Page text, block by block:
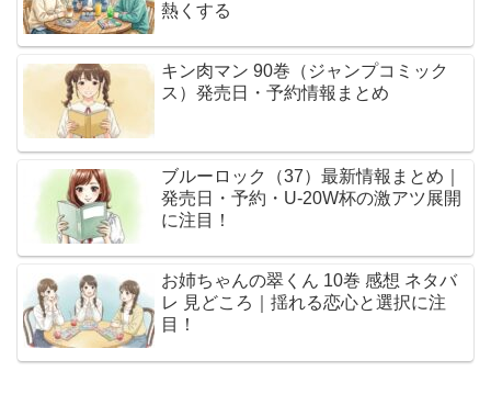
熱くする
キン肉マン 90巻（ジャンプコミック
ス）発売日・予約情報まとめ
ブルーロック（37）最新情報まとめ｜
発売日・予約・U-20W杯の激アツ展開
に注目！
お姉ちゃんの翠くん 10巻 感想 ネタバ
レ 見どころ｜揺れる恋心と選択に注
目！